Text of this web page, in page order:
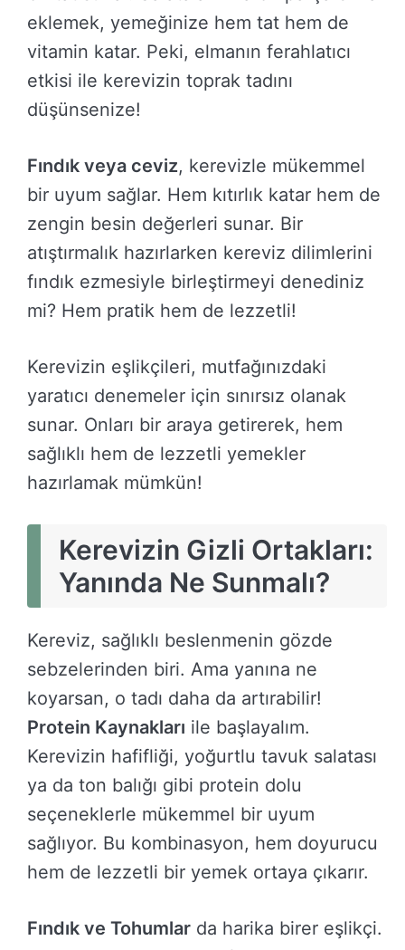
eklemek, yemeğinize hem tat hem de
vitamin katar. Peki, elmanın ferahlatıcı
etkisi ile kerevizin toprak tadını
düşünsenize!
Fındık veya ceviz, kerevizle mükemmel
bir uyum sağlar. Hem kıtırlık katar hem de
zengin besin değerleri sunar. Bir
atıştırmalık hazırlarken kereviz dilimlerini
fındık ezmesiyle birleştirmeyi denediniz
mi? Hem pratik hem de lezzetli!
Kerevizin eşlikçileri, mutfağınızdaki
yaratıcı denemeler için sınırsız olanak
sunar. Onları bir araya getirerek, hem
sağlıklı hem de lezzetli yemekler
hazırlamak mümkün!
Kerevizin Gizli Ortakları:
Yanında Ne Sunmalı?
Kereviz, sağlıklı beslenmenin gözde
sebzelerinden biri. Ama yanına ne
koyarsan, o tadı daha da artırabilir!
Protein Kaynakları ile başlayalım.
Kerevizin hafifliği, yoğurtlu tavuk salatası
ya da ton balığı gibi protein dolu
seçeneklerle mükemmel bir uyum
sağlıyor. Bu kombinasyon, hem doyurucu
hem de lezzetli bir yemek ortaya çıkarır.
Fındık ve Tohumlar da harika birer eşlikçi.